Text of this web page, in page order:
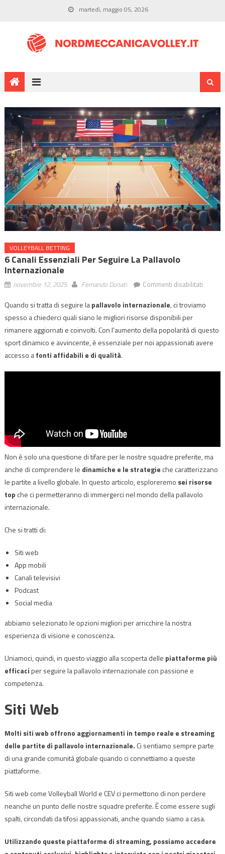
martedì, maggio 05, 2026
VOLLEYBALL BETTING
6 Canali Essenziali Per Seguire La Pallavolo
Internazionale
novembre 12, 2025 Fernando Donati Commenti disabilitatisu
Canali
per
Seguire
Quando si tratta di seguire lapallavolo internazionale, ci troviamo
spesso a chiederci quali siano le migliori risorse disponibili per
rimanere aggiornati e coinvolti. Con l’aumento della popolarità di questo
sport dinamico e avvincente, è essenziale per noi appassionati avere
accesso afonti affidabili e di qualità.
Non è solo una questione di tifare per le nostre squadre preferite, ma
anche di comprendere le dinamiche e le strategie che caratterizzano
le partite a livello globale. In questo articolo, esploreremo sei risorse
top che ci permetteranno di immergerci nel mondo della pallavolo
internazionale.
Che si tratti di:
Siti web
App mobili
Canali televisivi
Podcast
Social media
abbiamo selezionato le opzioni migliori per arricchire la nostra
esperienza di visione e conoscenza.
Uniamoci, quindi, in questo viaggio alla scoperta delle piattaforme più
efficaciper seguire la pallavolo internazionale con passione e
competenza.
Siti Web
Molti siti web offrono aggiornamenti in tempo reale e streaming
delle partite di pallavolo internazionale. Ci sentiamo sempre parte
di una grande comunità globale quando ci connettiamo a queste
piattaforme.
Siti web come Volleyball World e CEV ci permettono di non perdere
neanche un punto delle nostre squadre preferite. È come essere sugli
spalti, circondati da tifosi appassionati, anche quando siamo a casa.
Utilizzando queste piattaforme di streaming, possiamo accedere